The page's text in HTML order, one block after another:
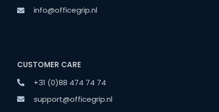
info@officegrip.nl
CUSTOMER CARE
+31 (0)88 474 74 74
support@officegrip.nl